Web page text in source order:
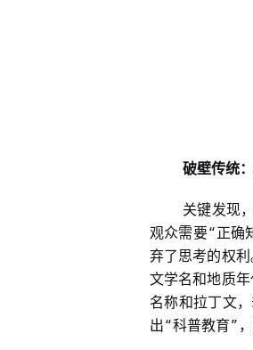
破壁传统
关键发现
观众需要“正确
弃了思考的权
文学名和地质
名称和拉丁文，
出“科普教育”